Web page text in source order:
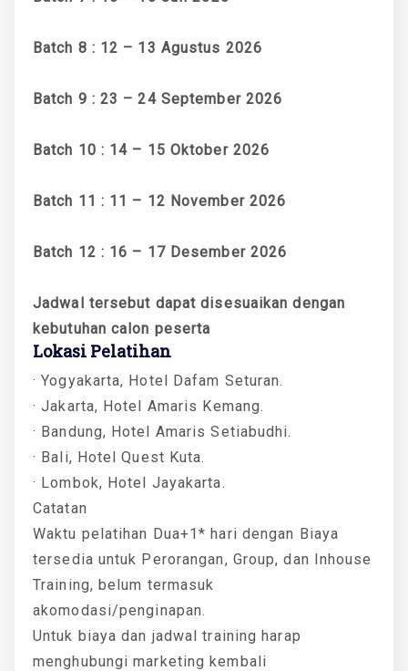
Batch 8 : 12 – 13 Agustus 2026
Batch 9 : 23 – 24 September 2026
Batch 10 : 14 – 15 Oktober 2026
Batch 11 : 11 – 12 November 2026
Batch 12 : 16 – 17 Desember 2026
Jadwal tersebut dapat disesuaikan dengan
kebutuhan calon peserta
Lokasi Pelatihan
· Yogyakarta, Hotel Dafam Seturan.
· Jakarta, Hotel Amaris Kemang.
· Bandung, Hotel Amaris Setiabudhi.
· Bali, Hotel Quest Kuta.
· Lombok, Hotel Jayakarta.
Catatan
Waktu pelatihan Dua+1* hari dengan Biaya
tersedia untuk Perorangan, Group, dan Inhouse
Training, belum termasuk
akomodasi/penginapan.
Untuk biaya dan jadwal training harap
menghubungi marketing kembali